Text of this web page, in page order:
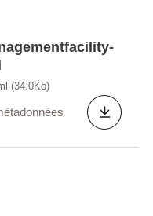
(34.0Ko)